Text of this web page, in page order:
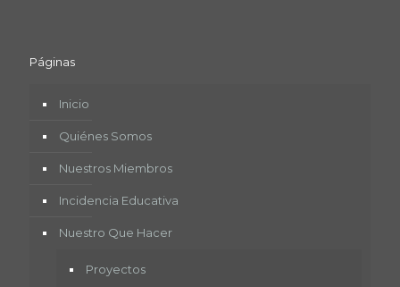
Páginas
Inicio
Quiénes Somos
Nuestros Miembros
Incidencia Educativa
Nuestro Que Hacer
Proyectos